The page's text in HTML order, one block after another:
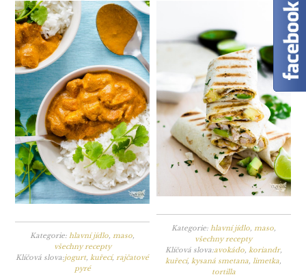
Kategorie:hlavní jídlo,maso,
všechny recepty
Klíčová slova:jogurt,kuřecí,rajčatové
pyré
Kategorie: hlavní jídlo, maso,
všechny recepty
Klíčová slova:avokádo, koriandr,
kuřecí,kysaná smetana,limetka,
tortilla